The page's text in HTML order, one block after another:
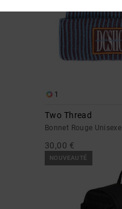
1
Two Thread
Bonnet Rouge Unisexe
30,00 €
NOUVEAUTÉ